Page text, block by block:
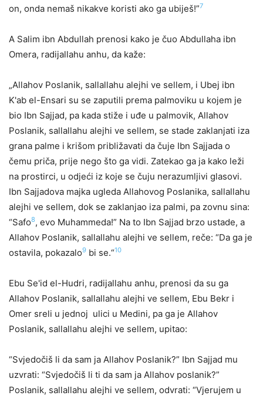
on, onda nemaš nikakve koristi ako ga ubiješ!”7
A Salim ibn Abdullah prenosi kako je čuo Abdullaha ibn
Omera, radijallahu anhu, da kaže:
„Allahov Poslanik, sallallahu alejhi ve sellem, i Ubej ibn
K'ab el-Ensari su se zaputili prema palmoviku u kojem je
bio Ibn Sajjad, pa kada stiže i uđe u palmovik, Allahov
Poslanik, sallallahu alejhi ve sellem, se stade zaklanjati iza
grana palme i krišom približavati da čuje Ibn Sajjada o
čemu priča, prije nego što ga vidi. Zatekao ga ja kako leži
na prostirci, u odjeći iz koje se čuju nerazumljivi glasovi.
Ibn Sajjadova majka ugleda Allahovog Poslanika, sallallahu
alejhi ve sellem, dok se zaklanjao iza palmi, pa zovnu sina:
“Safo8, evo Muhammeda!” Na to Ibn Sajjad brzo ustade, a
Allahov Poslanik, sallallahu alejhi ve sellem, reče: “Da ga je
ostavila, pokazalo9 bi se.“10
Ebu Se'id el-Hudri, radijallahu anhu, prenosi da su ga
Allahov Poslanik, sallallahu alejhi ve sellem, Ebu Bekr i
Omer sreli u jednoj ulici u Medini, pa ga je Allahov
Poslanik, sallallahu alejhi ve sellem, upitao:
“Svjedočiš li da sam ja Allahov Poslanik?” Ibn Sajjad mu
uzvrati: “Svjedočiš li ti da sam ja Allahov poslanik?”
Poslanik, sallallahu alejhi ve sellem, odvrati: “Vjerujem u